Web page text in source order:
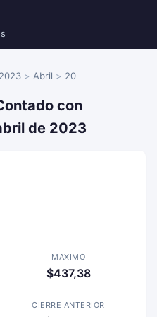
2023 Abril 20
con
de 2023
MAXIMO
$437,38
CIERRE ANTERIOR